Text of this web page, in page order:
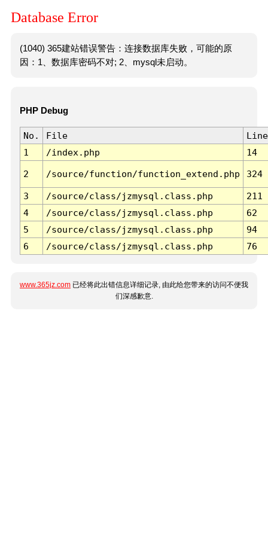
Database Error
(1040) 365建站错误警告：连接数据库失败，可能的原
因：1、数据库密码不对; 2、mysql未启动。
PHP Debug
No. File
Line
1
/index.php 14
2 /source/function/function_extend.php 324
3 /source/class/jzmysql.class.php
211
4
/source/class/jzmysql.class.php
62
5
/source/class/jzmysql.class.php
94
6
/source/class/jzmysql.class.php 76
www.365jz.com 已经将此出错信息详细记录, 由此给您带来的访问不便我
们深感歉意.